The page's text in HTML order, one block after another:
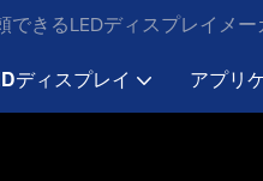
きるLEDディスプレイメー
ディスプレイ アプリ